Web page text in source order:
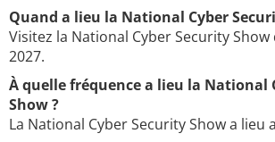
Quand a lieu la National Cyber
Visitez la National Cyber Security Show
2027.
À quelle fréquence a lieu la National
Show ?
La National Cyber Security Show a lieu